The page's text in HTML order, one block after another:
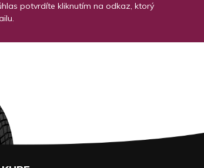
potvrdíte kliknutím na odkaz, ktorý